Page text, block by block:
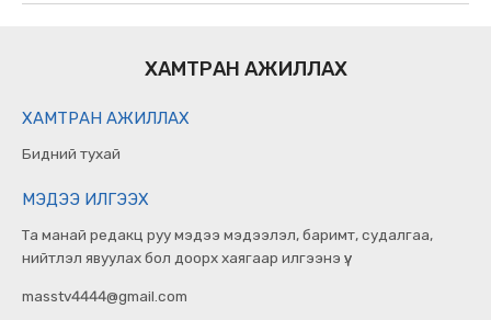
ХАМТРАН АЖИЛЛАХ
ХАМТРАН АЖИЛЛАХ
Бидний тухай
МЭДЭЭ ИЛГЭЭХ
Та манай редакц руу мэдээ мэдээлэл, баримт, судалгаа,
нийтлэл явуулах бол доорх хаягаар илгээнэ үү.
masstv4444@gmail.com